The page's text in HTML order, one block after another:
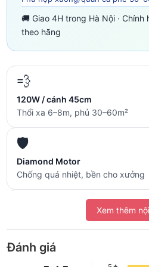
🚚 Giao 4H trong Hà Nội · Chính
theo hãng
💨
120W / cánh 45cm
Thổi xa 6–8m, phủ 30–60m²
🛡️
Diamond Motor
Chống quá nhiệt, bền cho xưởng
BH motor 24 tháng
Xem thêm
Đánh giá